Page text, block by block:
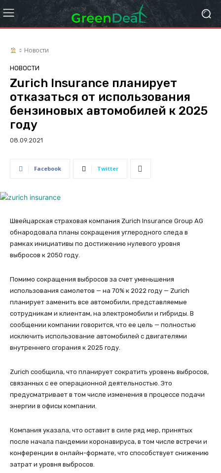
Новости
НОВОСТИ
Zurich Insurance планирует
отказаться от использования
бензиновых автомобилей к 2025
году
08.09.2021
Facebook Twitter
Швейцарская страховая компания Zurich Insurance Group AG
обнародовала планы сокращения углеродного следа в
рамках инициативы по достижению нулевого уровня
выбросов к 2050 году.
Помимо сокращения выбросов за счет уменьшения
использования самолетов — на 70% к 2022 году — Zurich
планирует заменить все автомобили, представляемые
сотрудникам и клиентам, на электромобили и гибриды. В
сообщении компании говорится, что ее цель — полностью
исключить использование автомобилей с двигателями
внутреннего сгорания к 2025 году.
Zurich сообщила, что планирует сократить уровень выбросов,
связанных с ее операционной деятельностью. Это
предусматривает в том числе изменения в процессе подачи
энергии в офисы компании.
Компания указала, что оставит в силе ряд мер, принятых
после начала пандемии коронавируса, в том числе встречи и
конференции в онлайн-формате, что способствует снижению
затрат и уровня выбросов.